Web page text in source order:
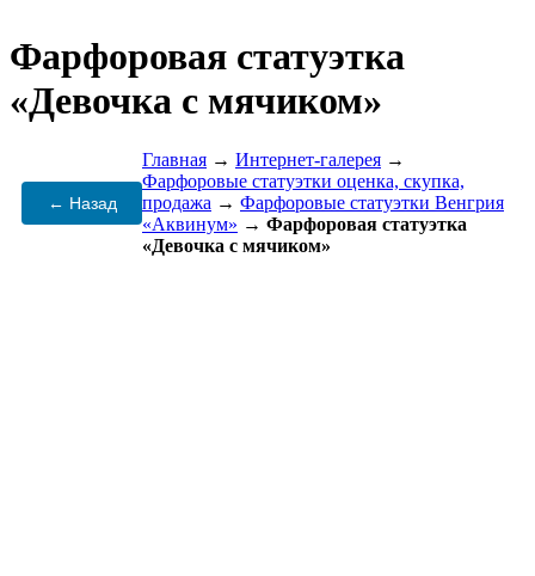
Фарфоровая статуэтка
«Девочка с мячиком»
← Назад
Главная → Интернет-галерея →
Фарфоровые статуэтки оценка, скупка,
продажа → Фарфоровые статуэтки Венгрия
«Аквинум» → Фарфоровая статуэтка
«Девочка с мячиком»